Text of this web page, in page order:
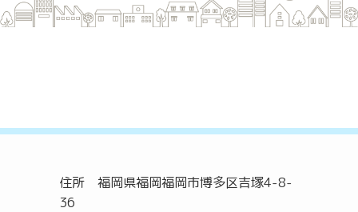
住所 福岡県福岡福岡市博多区吉塚4-8-
36